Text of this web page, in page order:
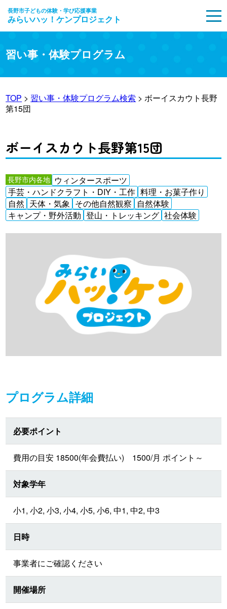
長野市子どもの体験・学び応援事業
みらいハッ！ケンプロジェクト
習い事・体験プログラム
TOP > 習い事・体験プログラム検索 > ボーイスカウト長野
第15団
ボーイスカウト長野第15団
長野市内各地 ウィンタースポーツ
手芸・ハンドクラフト・DIY・工作 料理・お菓子作り
自然 天体・気象 その他自然観察 自然体験
キャンプ・野外活動 登山・トレッキング 社会体験
プログラム詳細
必要ポイント
費用の目安 18500(年会費払い) 1500/月 ポイント～
対象学年
小1, 小2, 小3, 小4, 小5, 小6, 中1, 中2, 中3
日時
事業者にご確認ください
開催場所